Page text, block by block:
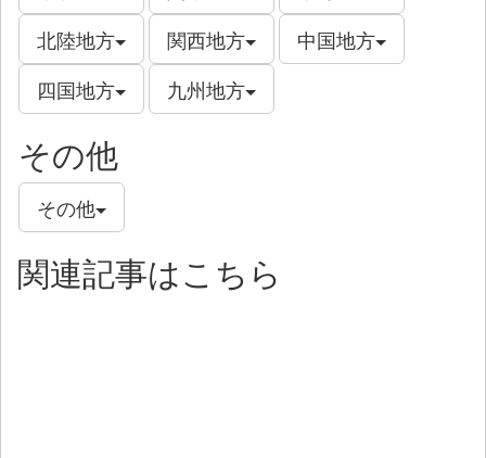
北陸地方
関西地方
中国地方
四国地方
九州地方
その他
その他
関連記事はこちら